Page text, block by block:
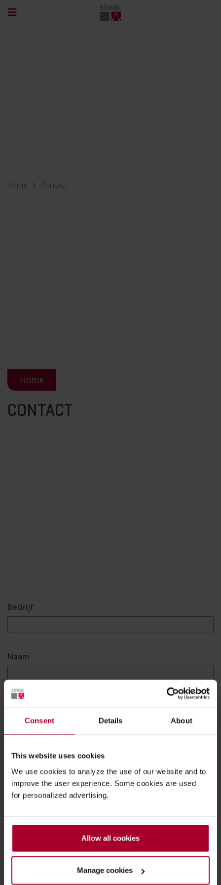
Consent Details About
This website uses cookies
We use cookies to analyze the use of our website and to
improve the user experience. Some cookies are used
for personalized advertising.
Allow all cookies
Manage cookies
Home Contact
Home
CONTACT
Bedrijf
Naam
Telefoon(Optioneel)